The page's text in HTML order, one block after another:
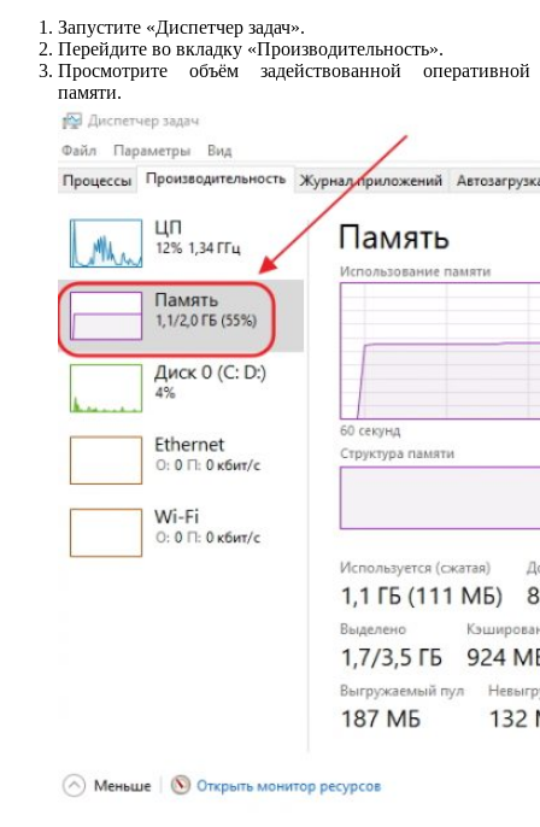
Запустите «Диспетчер задач».
Перейдите во вкладку «Производительность».
Просмотрите объём задействованной оперативной
памяти.